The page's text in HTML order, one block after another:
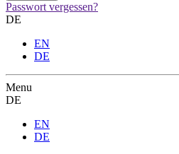
Passwort vergessen?
DE
EN
DE
Menu
DE
EN
DE